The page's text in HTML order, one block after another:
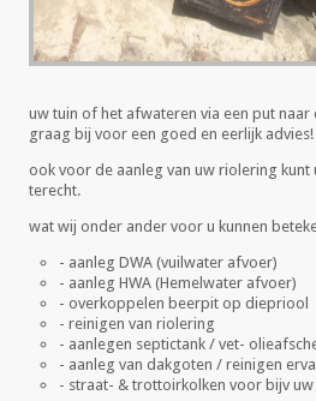
uw tuin of het afwateren via een put naar
graag bij voor een goed en eerlijk advies!
ook voor de aanleg van uw riolering kunt
terecht.
wat wij onder ander voor u kunnen
- aanleg DWA (vuilwater afvoer)
- aanleg HWA (Hemelwater afvoer)
- overkoppelen beerpit op diepriool
- reinigen van riolering
- aanlegen septictank / vet-
- aanleg van dakgoten / reinigen
- straat- & trottoirkolken voor bijv